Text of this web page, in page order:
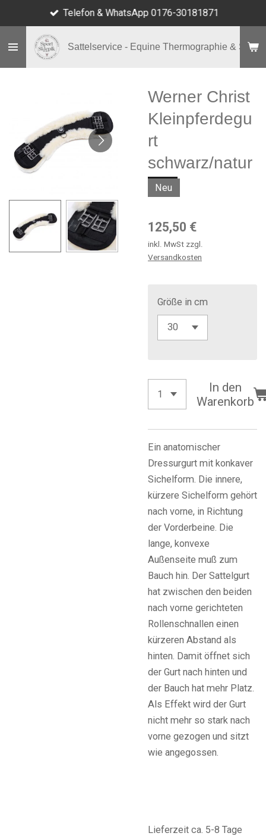
Hauptinhalt
springen
Sattelservice - Equine Thermographie & Shop
Telefon & WhatsApp 0176-30181871
Werner Christ
Kleinpferdegu
rt
schwarz/natur
Neu
125,50 €
inkl. MwSt zzgl.
Versandkosten
Größe in cm
In den
Warenkorb
Ein anatomischer
Dressurgurt mit konkaver
Sichelform. Die innere,
kürzere Sichelform gehört
nach vorne, in Richtung
der Vorderbeine. Die
lange, konvexe
Außenseite muß zum
Bauch hin. Der Sattelgurt
hat zwischen den beiden
nach vorne gerichteten
Rollenschnallen einen
kürzeren Abstand als
hinten. Damit öffnet sich
der Gurt nach hinten und
der Bauch hat mehr Platz.
Als Effekt wird der Gurt
nicht mehr so stark nach
vorne gezogen und sitzt
wie angegossen.
Lieferzeit ca. 5-8 Tage